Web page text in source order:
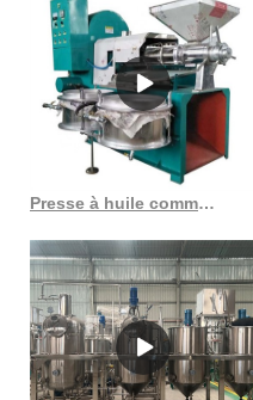
Presse à huile commerciale, extracteur d’huile végétale, 10 à 17 tonnes h